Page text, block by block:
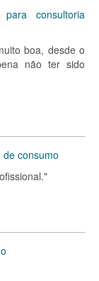
consultoria
boa, desde o
não ter sido
consumo